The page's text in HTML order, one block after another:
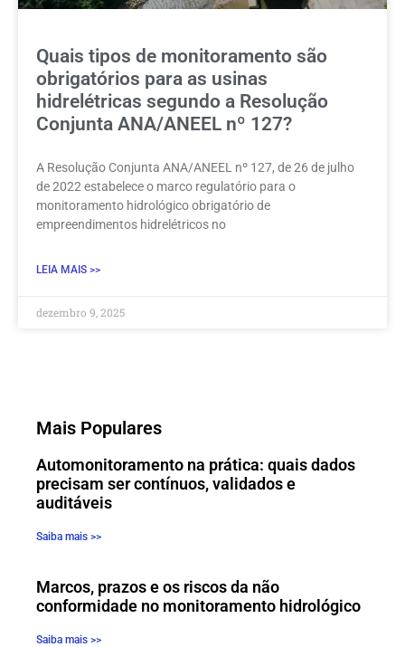
Quais tipos de monitoramento são
obrigatórios para as usinas
hidrelétricas segundo a Resolução
Conjunta ANA/ANEEL nº 127?
A Resolução Conjunta ANA/ANEEL nº 127, de 26 de julho
de 2022 estabelece o marco regulatório para o
monitoramento hidrológico obrigatório de
empreendimentos hidrelétricos no
LEIA MAIS >>
dezembro 9, 2025
Mais Populares
Automonitoramento na prática: quais dados
precisam ser contínuos, validados e
auditáveis
Saiba mais >>
Marcos, prazos e os riscos da não
conformidade no monitoramento hidrológico
Saiba mais >>